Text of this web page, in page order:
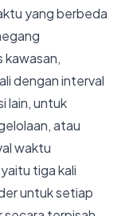
yang berbeda
kawasan,
dengan interval
lain, untuk
atau
waktu
tiga kali
untuk setiap